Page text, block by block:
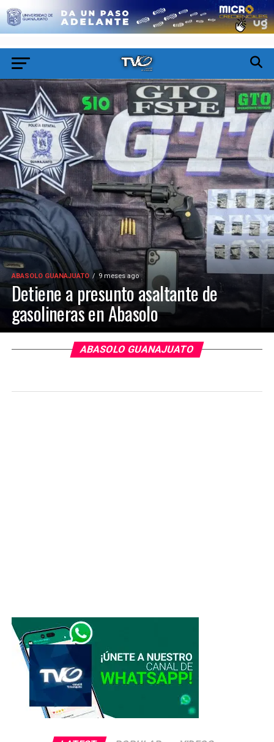
ABASOLO GUANAJUATO 9 meses ago
Detiene a presunto asaltante de
gasolineras en Abasolo
ABASOLO GUANAJUATO